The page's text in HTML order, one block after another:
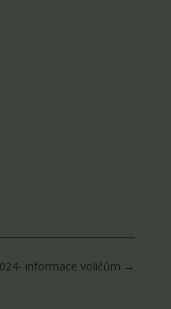
informace voličům →